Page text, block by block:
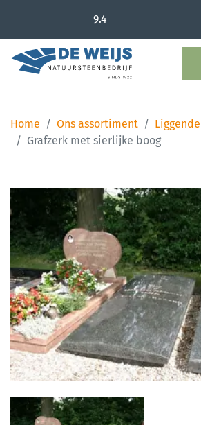
9.4
Home Ons assortiment
Grafzerk met sierlijke boog
Foto
album